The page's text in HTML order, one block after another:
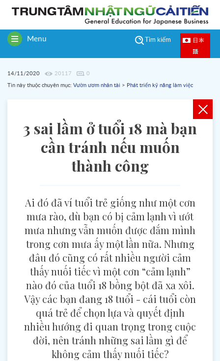
ToggleMenu
日本
語
Tìm kiếm
14/11/2020 20117 0
Tin này thuộc chuyên mục: Vườn ươm nhân tài > Phát triển kỹ năng làm việc
3 sai lầm ở tuổi 18 mà bạn
cần tránh nếu muốn
thành công
Ai đó đã ví tuổi trẻ giống như một cơn
mưa rào, dù bạn có bị cảm lạnh vì ướt
mưa nhưng vẫn muốn được đắm mình
trong cơn mưa ấy một lần nữa. Nhưng
đâu đó cũng có rất nhiều người cảm
thấy nuối tiếc vì một cơn “cảm lạnh”
nào đó của tuổi 18 bồng bột đã xa xôi.
Vậy các bạn đang 18 tuổi - cái tuổi còn
quá trẻ để chọn lựa và quyết định
nhiều hướng đi quan trọng trong cuộc
đời, nên tránh những sai lầm gì để
không cảm thấy nuối tiếc?